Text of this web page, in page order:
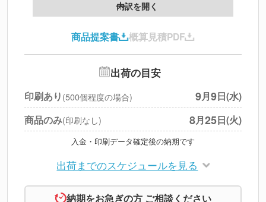
印刷代
北海道・沖縄・離島 別途
円
※上記小計は税別です
内訳を開く
商品提案書 概算見積PDF
出荷の目安
印刷あり (500個程度の場合) 9月9日(水)
商品のみ(印刷なし) 8月25日(火)
入金・印刷データ確定後の納期です
出荷までのスケジュールを見る
納期をお急ぎの方 ご相談ください